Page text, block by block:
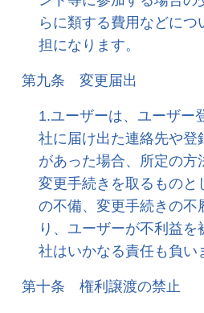
らに類する費用などにつ
担になります。
第九条 変更届出
1.ユーザーは、ユーザー
社に届け出た連絡先や登
があった場合、所定の方
変更手続きを取るものと
の不備、変更手続きの不
り、ユーザーが不利益
社はいかなる責任も負い
第十条 権利譲渡の禁止